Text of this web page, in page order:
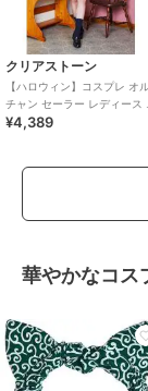
クリアストーン
【ハロウィン】コスプレ オ
チャン セーラー レディース
イビー
¥4,389
華やかなコス